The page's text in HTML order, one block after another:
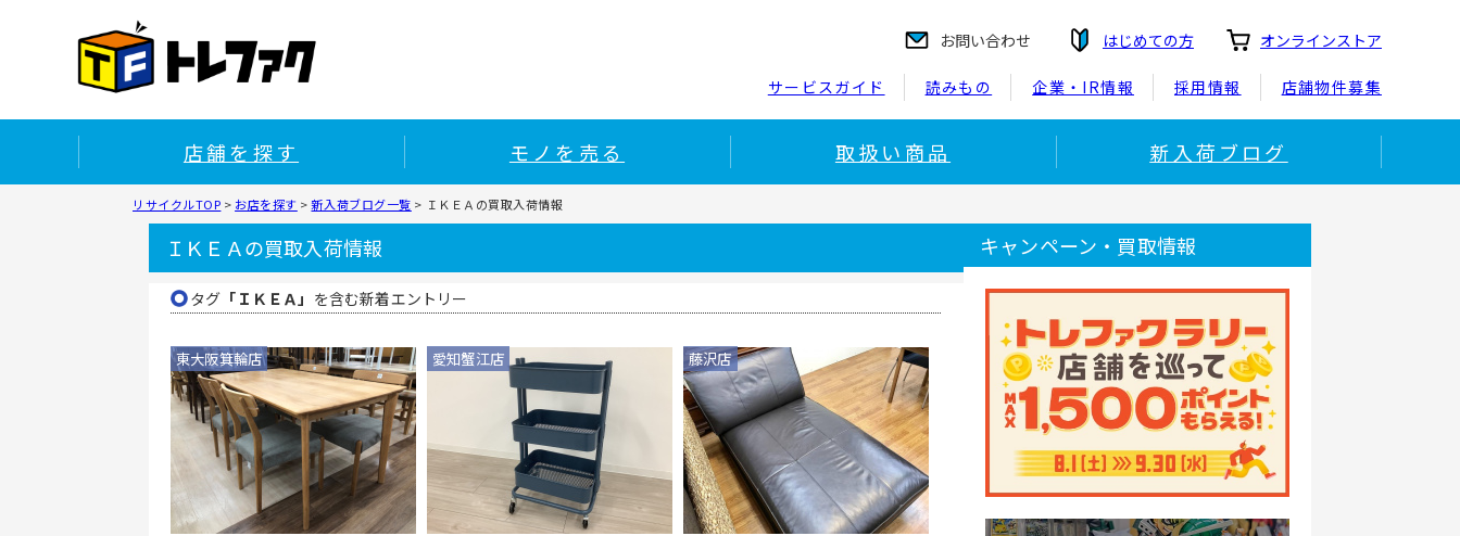
お問い合わせ はじめての方 オンラインストア
サービスガイド 読みもの 企業・IR情報 採用情報 店舗物件募集
店舗を探す モノを売る 取扱い商品 新入荷ブログ
リサイクルTOP > お店を探す >新入荷ブログ一覧 > ＩＫＥＡの買取入荷情報
ＩＫＥＡの買取入荷情報
タグ 「ＩＫＥＡ」 を含む新着エントリー
東大阪箕輪店 愛知蟹江店 藤沢店
キャンペーン・買取情報